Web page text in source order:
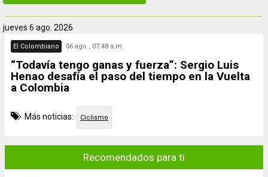
jueves 6 ago. 2026
El Colombiano 06 ago., 07:48 a.m.
“Todavía tengo ganas y fuerza”: Sergio Luis
Henao desafía el paso del tiempo en la Vuelta
a Colombia
Más noticias: Ciclismo
Recomendados para ti